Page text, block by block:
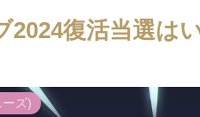
2024復活当選は
ズ)